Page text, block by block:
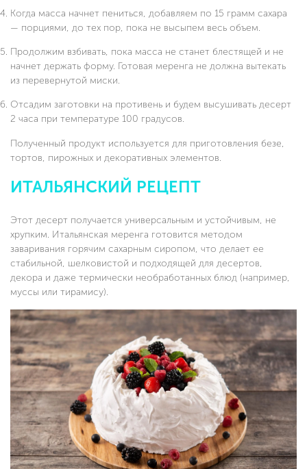
Когда масса начнет пениться, добавляем по 15 грамм сахара
— порциями, до тех пор, пока не высыпем весь объем.
Продолжим взбивать, пока масса не станет блестящей и не
начнет держать форму. Готовая меренга не должна вытекать
из перевернутой миски.
Отсадим заготовки на противень и будем высушивать десерт
2 часа при температуре 100 градусов.
Полученный продукт используется для приготовления безе,
тортов, пирожных и декоративных элементов.
ИТАЛЬЯНСКИЙ РЕЦЕПТ
Этот десерт получается универсальным и устойчивым, не
хрупким. Итальянская меренга готовится методом
заваривания горячим сахарным сиропом, что делает ее
стабильной, шелковистой и подходящей для десертов,
декора и даже термически необработанных блюд (например,
муссы или тирамису).